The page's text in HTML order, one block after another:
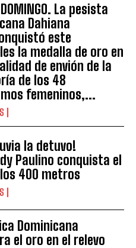
La pesista
Dahiana
este
la medalla de oro en
de envión de la
de los 48
femeninos,...
la detuvo!
Paulino conquista el
400 metros
Dominicana
el oro en el relevo